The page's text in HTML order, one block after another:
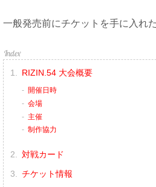
一般発売前にチケットを手に入れ
RIZIN.54 大会概要
開催日時
会場
主催
制作協力
対戦カード
チケット情報